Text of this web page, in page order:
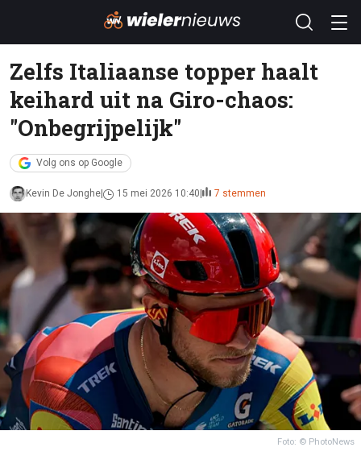
Zelfs Italiaanse topper haalt
keihard uit na Giro-chaos:
"Onbegrijpelijk"
Volg ons op Google
Kevin De Jonghe 15 mei 2026 10:40 7 stemmen
Foto: © PhotoNews